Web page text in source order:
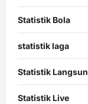
Statistik Bola
statistik laga
Statistik
Statistik Live